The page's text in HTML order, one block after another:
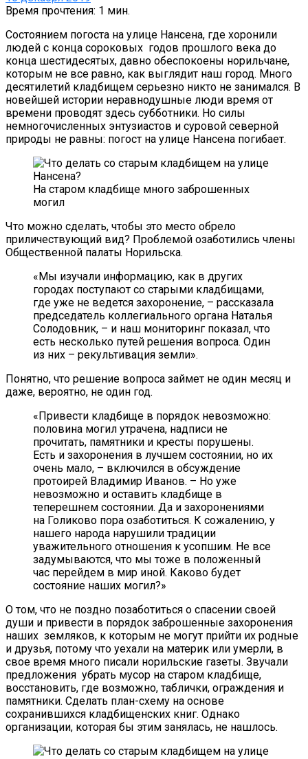
Время прочтения: 1 мин.
Состоянием погоста на улице Нансена, где хоронили
людей с конца сороковых годов прошлого века до
конца шестидесятых, давно обеспокоены норильчане,
которым не все равно, как выглядит наш город. Много
десятилетий кладбищем серьезно никто не занимался. В
новейшей истории неравнодушные люди время от
времени проводят здесь субботники. Но силы
немногочисленных энтузиастов и суровой северной
природы не равны: погост на улице Нансена погибает.
На старом кладбище много заброшенных
могил
Что можно сделать, чтобы это место обрело
приличествующий вид? Проблемой озаботились члены
Общественной палаты Норильска.
«Мы изучали информацию, как в других
городах поступают со старыми кладбищами,
где уже не ведется захоронение, – рассказала
председатель коллегиального органа Наталья
Солодовник, – и наш мониторинг показал, что
есть несколько путей решения вопроса. Один
из них – рекультивация земли».
Понятно, что решение вопроса займет не один месяц и
даже, вероятно, не один год.
«Привести кладбище в порядок невозможно:
половина могил утрачена, надписи не
прочитать, памятники и кресты порушены.
Есть и захоронения в лучшем состоянии, но их
очень мало, – включился в обсуждение
протоирей Владимир Иванов. – Но уже
невозможно и оставить кладбище в
теперешнем состоянии. Да и захоронениями
на Голиково пора озаботиться. К сожалению, у
нашего народа нарушили традиции
уважительного отношения к усопшим. Не все
задумываются, что мы тоже в положенный
час перейдем в мир иной. Каково будет
состояние наших могил?»
О том, что не поздно позаботиться о спасении своей
души и привести в порядок заброшенные захоронения
наших земляков, к которым не могут прийти их родные
и друзья, потому что уехали на материк или умерли, в
свое время много писали норильские газеты. Звучали
предложения убрать мусор на старом кладбище,
восстановить, где возможно, таблички, ограждения и
памятники. Сделать план-схему на основе
сохранившихся кладбищенских книг. Однако
организации, которая бы этим занялась, не нашлось.